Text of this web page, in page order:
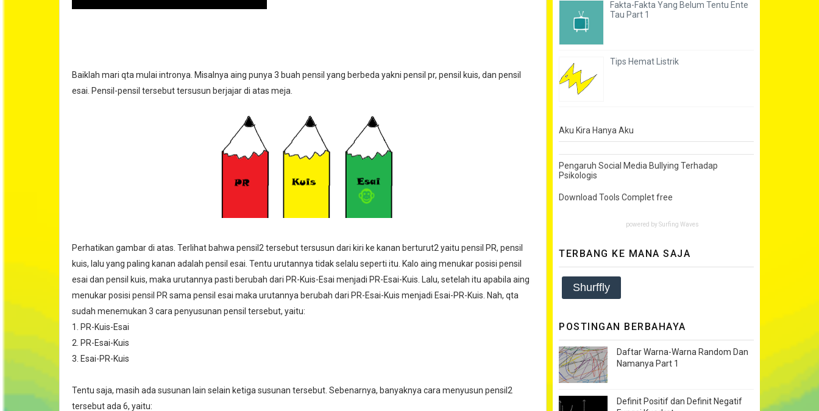
Baiklah mari qta mulai intronya. Misalnya aing punya 3 buah pensil yang berbeda yakni pensil pr, pensil kuis, dan pensil
esai. Pensil-pensil tersebut tersusun berjajar di atas meja.
Perhatikan gambar di atas. Terlihat bahwa pensil2 tersebut tersusun dari kiri ke kanan berturut2 yaitu pensil PR, pensil
kuis, lalu yang paling kanan adalah pensil esai. Tentu urutannya tidak selalu seperti itu. Kalo aing menukar posisi pensil
esai dan pensil kuis, maka urutannya pasti berubah dari PR-Kuis-Esai menjadi PR-Esai-Kuis. Lalu, setelah itu apabila aing
menukar posisi pensil PR sama pensil esai maka urutannya berubah dari PR-Esai-Kuis menjadi Esai-PR-Kuis. Nah, qta
sudah menemukan 3 cara penyusunan pensil tersebut, yaitu:
1. PR-Kuis-Esai
2. PR-Esai-Kuis
3. Esai-PR-Kuis
Tentu saja, masih ada susunan lain selain ketiga susunan tersebut. Sebenarnya, banyaknya cara menyusun pensil2
tersebut ada 6, yaitu:
Fakta-Fakta Yang Belum Tentu Ente
Tau Part 1
Tips Hemat Listrik
Aku Kira Hanya Aku
Pengaruh Social Media Bullying Terhadap
Psikologis
Download Tools Complet free
powered by Surfing Waves
TERBANG KE MANA SAJA
Shurffly
POSTINGAN BERBAHAYA
Daftar Warna-Warna Random Dan
Namanya Part 1
Definit Positif dan Definit Negatif
🐵